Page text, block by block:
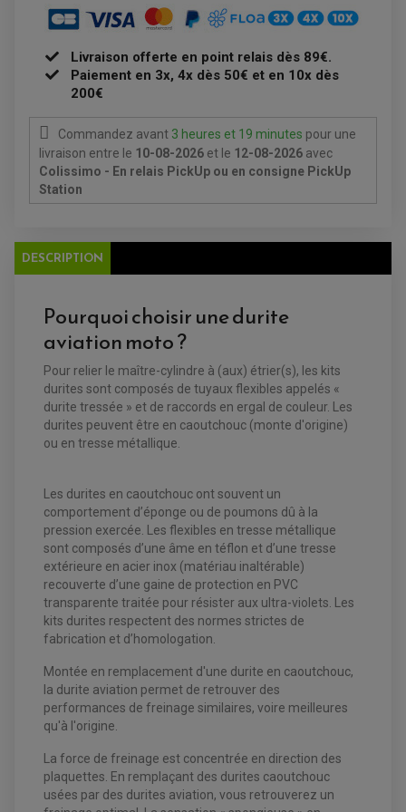
ECLAIRAGE MOTO
FEUX ADDITIONNELS
POMPE A ESSENCE
REDRESSEUR / REGULATEUR
STATOR
ENTRETIEN MOTO
ATELIER, PADDOCK, STAND
ANTIPARASITE NGK
BOUGIE NGK
FILTRE A AIR
PRODUIT D'ENTRETIEN
FREINAGE
ACCESSOIRE + VISSERIE FREINAGE
DISQUE DE FREIN AVANT
ACCESSOIRE + VISSERIE FREINAGE
DISQUE DE FREIN ARRIERE
PLAQUETTE DE FREIN AVANT
MAÎTRE CYLINDRE
EQUIPEMENT ELECTRIQUE QUAD / SSV
ACCESSOIRES ELECTRIQUE QUAD / SSV
BOITIER CDI QUAD ET SSV
CHARGEUR DE BATTERIE QUAD / SSV
COMPTEUR QUAD / SSV
CONTACTEUR A CLÉ QUAD
DÉMARREUR
ECLAIRAGE LED / HALOGÈNE
STATOR ET REDRESSEUR / REGULATEUR
VENTILATEUR DE RADIATEUR
EQUIPEMENT FREINAGE QUAD / SSV
DISQUE DE FREIN QUAD / SSV
KIT DURITE DE FREIN QUAD
KIT REPARATION MAÎTRE CYLINDRE QUAD / SSV
HUILE ET PRODUIT D'ENTRETIEN QUAD
HUILE POUR QUAD
RADIATEUR
DURITE RADIATEUR
PNEUMATIQUE
MOUSSE
CHAMBRE À AIR
EQUIPEMENT FREINAGE MOTO CROSS ET
ENDURO
ACCESSOIRES FREINAGE
Livraison offerte en point relais dès 89€.
Paiement en 3x, 4x dès 50€ et en 10x dès
200€
Commandez avant 3 heures et 19 minutes pour une
livraison entre le 10-08-2026 et le 12-08-2026 avec
Colissimo - En relais PickUp ou en consigne PickUp
Station
DESCRIPTION
Pourquoi choisir une durite
aviation moto ?
Pour relier le maître-cylindre à (aux) étrier(s), les kits
durites sont composés de tuyaux flexibles appelés «
durite tressée » et de raccords en ergal de couleur. Les
durites peuvent être en caoutchouc (monte d'origine)
ou en tresse métallique.
Les durites en caoutchouc ont souvent un
comportement d’éponge ou de poumons dû à la
pression exercée. Les flexibles en tresse métallique
sont composés d’une âme en téflon et d’une tresse
extérieure en acier inox (matériau inaltérable)
recouverte d’une gaine de protection en PVC
transparente traitée pour résister aux ultra-violets. Les
kits durites respectent des normes strictes de
fabrication et d’homologation.
Montée en remplacement d'une durite en caoutchouc,
la durite aviation permet de retrouver des
performances de freinage similaires, voire meilleures
qu'à l'origine.
La force de freinage est concentrée en direction des
plaquettes. En remplaçant des durites caoutchouc
usées par des durites aviation, vous retrouverez un